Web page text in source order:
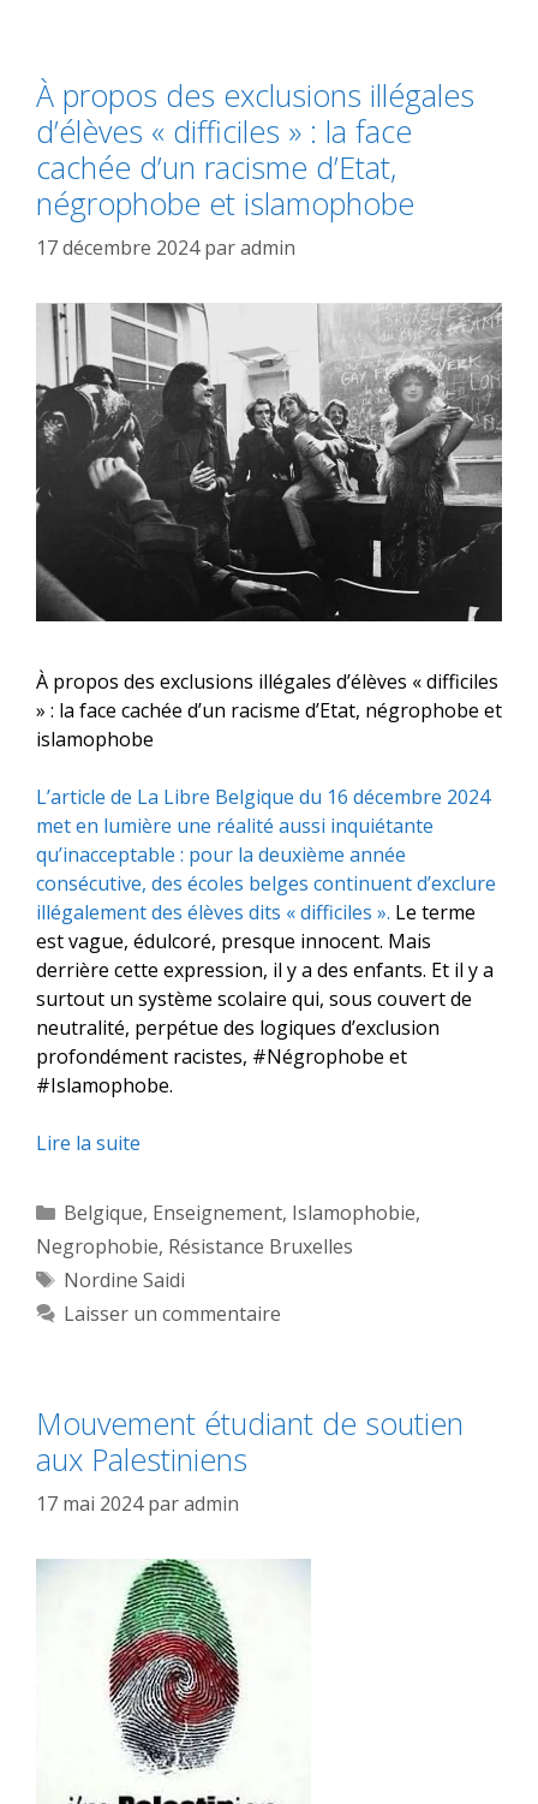
À propos des exclusions illégales
d’élèves « difficiles » : la face
cachée d’un racisme d’Etat,
négrophobe et islamophobe
17 décembre 2024 paradmin
À propos des exclusions illégales d’élèves « difficiles
» : la face cachée d’un racisme d’Etat, négrophobe et
islamophobe
L’article de La Libre Belgique du 16 décembre 2024
met en lumière une réalité aussi inquiétante
qu’inacceptable : pour la deuxième année
consécutive, des écoles belges continuent d’exclure
illégalement des élèves dits « difficiles ». Le terme
est vague, édulcoré, presque innocent. Mais
derrière cette expression, il y a des enfants. Et il y a
surtout un système scolaire qui, sous couvert de
neutralité, perpétue des logiques d’exclusion
profondément racistes, #Négrophobe et
#Islamophobe.
Lire la suite
Catégories
Belgique, Enseignement, Islamophobie,
Negrophobie, Résistance Bruxelles
Étiquettes
Nordine Saidi
Laisser un commentaire
Mouvement étudiant de soutien
aux Palestiniens
17 mai 2024 paradmin